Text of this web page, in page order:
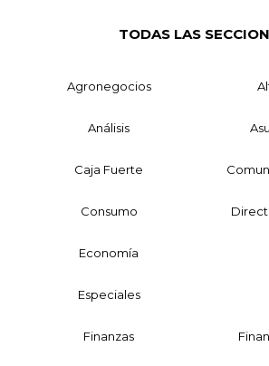
TODAS LAS
Agronegocios
Análisis
Caja Fuerte
Consumo
Economía
Especiales
Finanzas